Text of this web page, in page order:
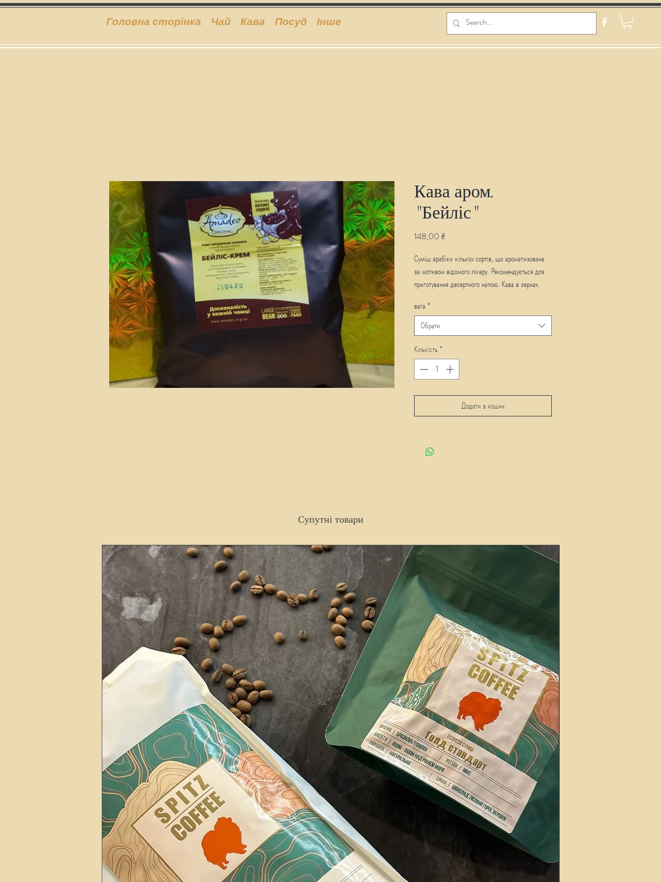
Головна сторінка Чай Кава Посуд Інше
Кава аром.
"Бейліс"
148,00 ₴
Суміш арабіки кількох сортів, що ароматизована
за мотивом відомого лікеру. Рекомендується для
приготування десертного напою. Кава в зернах.
вага *
Обрати
Кількість *
Додати в кошик
Супутні товари